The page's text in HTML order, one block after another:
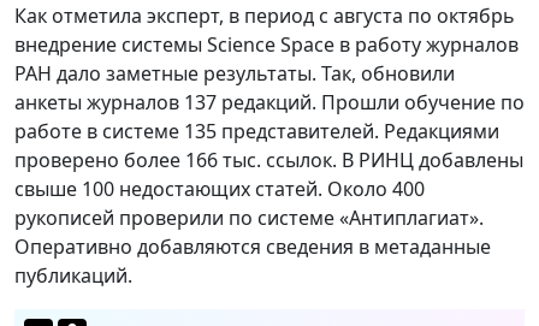
Как отметила эксперт, в период с августа по октябрь
внедрение системы Science Space в работу журналов
РАН дало заметные результаты. Так, обновили
анкеты журналов 137 редакций. Прошли обучение по
работе в системе 135 представителей. Редакциями
проверено более 166 тыс. ссылок. В РИНЦ добавлены
свыше 100 недостающих статей. Около 400
рукописей проверили по системе «Антиплагиат».
Оперативно добавляются сведения в метаданные
публикаций.